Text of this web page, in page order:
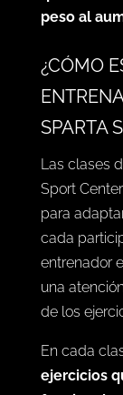
peso al
¿CÓMO
SPARTA
Las clases
Sport
para
cada
entrenador
una
de los
En cada
ejercicios